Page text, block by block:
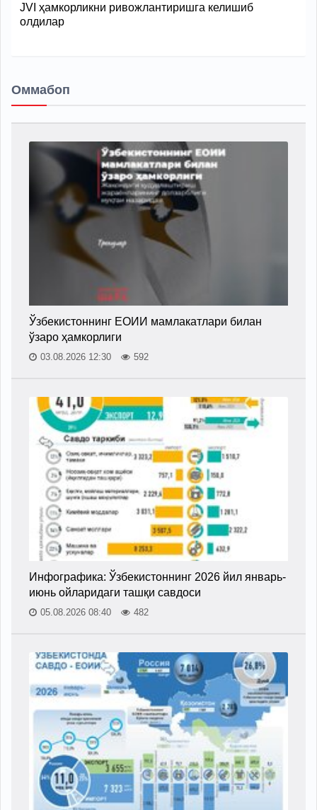
JVI ҳамкорликни ривожлантиришга келишиб
олдилар
Оммабоп
Ўзбекистоннинг ЕОИИ мамлакатлари билан
ўзаро ҳамкорлиги
03.08.2026 12:30 592
Инфографика: Ўзбекистоннинг 2026 йил январь-
июнь ойларидаги ташқи савдоси
05.08.2026 08:40 482